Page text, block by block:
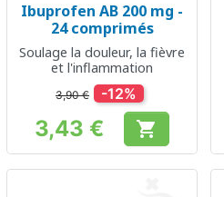
Ibuprofen AB 200 mg -
24 comprimés
Soulage la douleur, la fièvre
et l'inflammation
3,90 € -12%
Prix
3,43 € 